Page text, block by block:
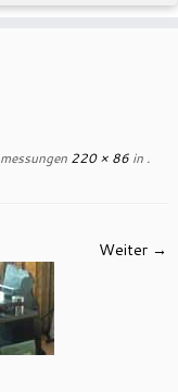
220 × 86 in .
Weiter →